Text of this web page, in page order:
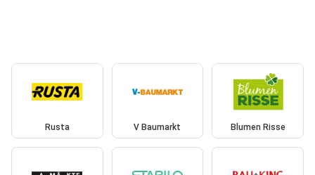
Rusta V Baumarkt Blumen Risse